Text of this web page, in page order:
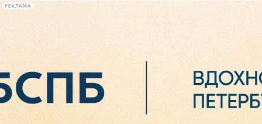
РЕКЛАМА
Сегодня:
2026.08.06